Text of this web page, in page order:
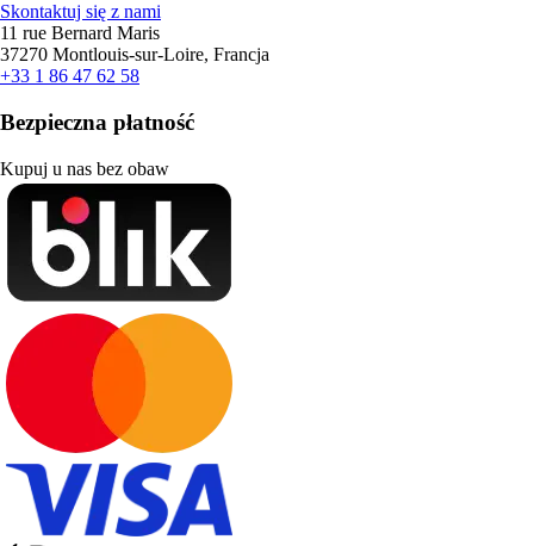
Skontaktuj się z nami
11 rue Bernard Maris
37270 Montlouis-sur-Loire, Francja
+33 1 86 47 62 58
Bezpieczna płatność
Kupuj u nas bez obaw